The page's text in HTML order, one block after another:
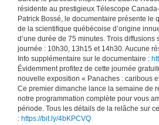
résidente au prestigieux Télescope
Patrick Bossé, le documentaire présente le
de la scientifique québécoise d’origine
d’une durée de 75 minutes. Trois diffusions
journée : 10h30, 13h15 et 14h30. Aucune
Info supplémentaire sur le documentaire :
Évidemment profitez de cette journée
nouvelle exposition « Panaches : caribous
Ce premier dimanche lance la semaine de
notre programmation complète pour vous
période. Tous les détails de la relâche sur
: https://bit.ly/4bKPCVQ